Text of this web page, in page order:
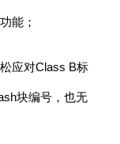
能；
应对Class B标
块编号，也无